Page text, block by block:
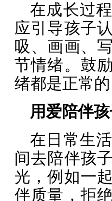
在成长过
应引导孩子
吸、画画、
节情绪。鼓
绪都是正常
用爱陪伴
在日常生
间去陪伴孩
光，例如一
伴质量，拒